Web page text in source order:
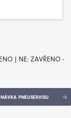
| NE: ZAVŘENO -
PNEUSERVISU